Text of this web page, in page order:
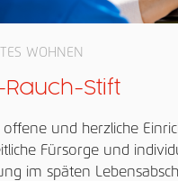
WOHNEN
Rauch-Stift
offene und herzliche
Fürsorge und
im späten